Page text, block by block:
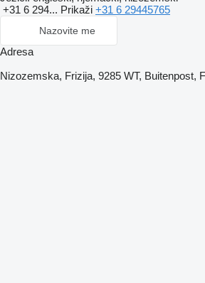
+31 6 294... Prikaži +31 6 29445765
Nazovite me
Adresa
Nizozemska, Frizija, 9285 WT, Buitenpost,